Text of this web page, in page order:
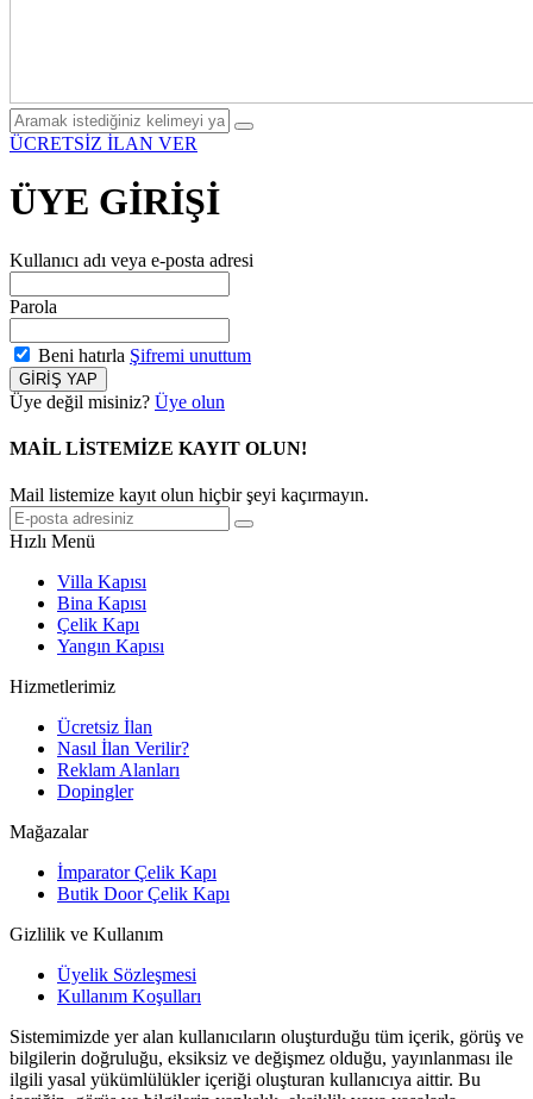
ÜCRETSİZ İLAN VER
ÜYE GİRİŞİ
Kullanıcı adı veya e-posta adresi
Parola
Beni hatırla Şifremi unuttum
GİRİŞ YAP
Üye değil misiniz? Üye olun
MAİL LİSTEMİZE KAYIT OLUN!
Mail listemize kayıt olun hiçbir şeyi kaçırmayın.
Hızlı Menü
Villa Kapısı
Bina Kapısı
Çelik Kapı
Yangın Kapısı
Hizmetlerimiz
Ücretsiz İlan
Nasıl İlan Verilir?
Reklam Alanları
Dopingler
Mağazalar
İmparator Çelik Kapı
Butik Door Çelik Kapı
Gizlilik ve Kullanım
Üyelik Sözleşmesi
Kullanım Koşulları
Sistemimizde yer alan kullanıcıların oluşturduğu tüm içerik, görüş ve
bilgilerin doğruluğu, eksiksiz ve değişmez olduğu, yayınlanması ile
ilgili yasal yükümlülükler içeriği oluşturan kullanıcıya aittir. Bu